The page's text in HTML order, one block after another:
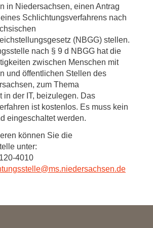
in Niedersachsen, einen Antrag
Schlichtungsverfahrens nach
(NBGG) stellen.
nach § 9 d NBGG hat die
zwischen Menschen mit
und öffentlichen Stellen des
zum Thema
in der IT, beizulegen. Das
ist kostenlos. Es muss kein
eingeschaltet werden.
können Sie die
unter:
4010
@ms.niedersachsen.de